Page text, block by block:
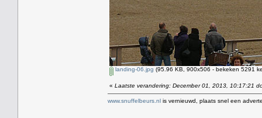
landing-06.jpg (95.96 KB, 900x506 - bekeken 5291
« Laatste verandering: December 01, 2013, 10:17:21
www.snuffelbeurs.nl is vernieuwd, plaats snel een